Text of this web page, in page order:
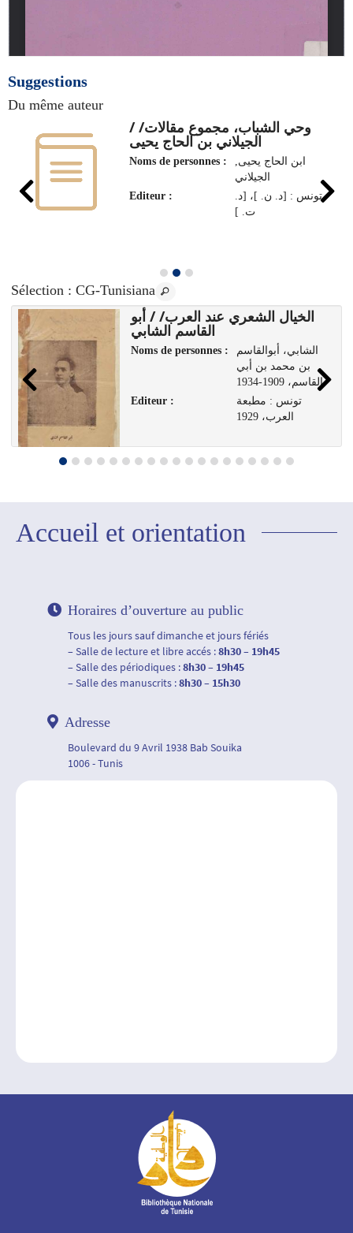
Suggestions
Du même auteur
وحي الشباب، مجموع مقالات/ /
الجيلاني بن الحاج يحيى
Noms de personnes :
ابن الحاج يحيى,
الجيلاني
Editeur :
تونس : [د. ن. ]، [د.
ت. ]
Sélection : CG-Tunisiana
الخيال الشعري عند العرب/ / أبو
القاسم الشابي
Noms de personnes :
الشابي، أبوالقاسم
بن محمد بن أبي
القاسم، 1909-1934
Editeur :
تونس : مطبعة
العرب، 1929
Accueil et orientation
Horaires d’ouverture au public
Tous les jours sauf dimanche et jours fériés
– Salle de lecture et libre accés :8h30 – 19h45
– Salle des périodiques :8h30 – 19h45
– Salle des manuscrits :8h30 – 15h30
Adresse
Boulevard du 9 Avril 1938 Bab Souika
1006 - Tunis